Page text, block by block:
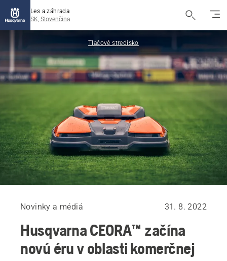
Les a záhrada
SK, Slovenčina
Tlačové stredisko
Novinky a médiá 31. 8. 2022
Husqvarna CEORA™ začína
novú éru v oblasti komerčnej